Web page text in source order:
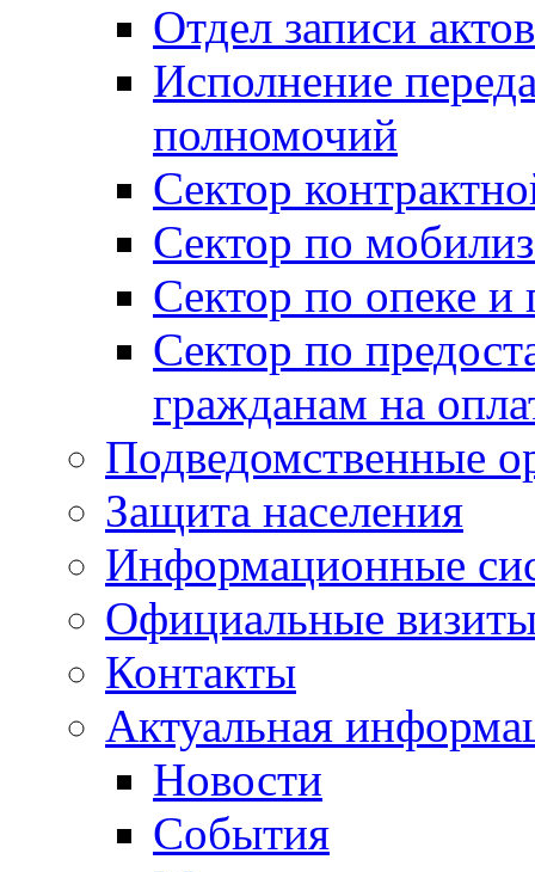
Отдел записи
Исполнение
полномочий
Сектор
Сектор по
Сектор по опеке и
Сектор по
гражданам на
Подведомственные
Защита населения
Информационные
Официальные
Контакты
Актуальная
Новости
События